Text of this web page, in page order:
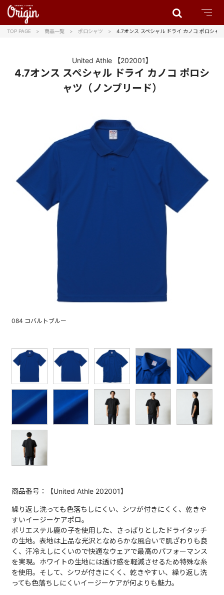
TOP PAGE 商品一覧 ポロシャツ 4.7オンス スペシャル ドライ カノコ ポロシャ
United Athle 【202001】
4.7オンス スペシャル ドライ カノコ ポロシ
ャツ（ノンブリード）
084 コバルトブルー
商品番号：【United Athle 202001】
繰り返し洗っても色落ちしにくい、シワが付きにくく、乾きや
すいイージーケアポロ。
ポリエステル鹿の子を使用した、さっぱりとしたドライタッチ
の生地。表地は上品な光沢となめらかな風合いで肌ざわりも良
く、汗冷えしにくいので快適なウェアで最高のパフォーマンス
を実現。ホワイトの生地には透け感を軽減させるため特殊な糸
を使用。そして、シワが付きにくく、乾きやすい、繰り返し洗
っても色落ちしにくいイージーケアが何よりも魅力。